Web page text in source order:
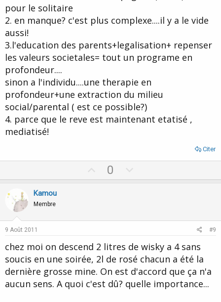
pour le solitaire
2. en manque? c'est plus complexe....il y a le vide
aussi!
3.l'education des parents+legalisation+ repenser
les valeurs societales= tout un programe en
profondeur....
sinon a l'individu....une therapie en
profondeur+une extraction du milieu
social/parental ( est ce possible?)
4. parce que le reve est maintenant etatisé ,
mediatisé!
Citer
p
t
0
o
v
e
Kamou
Membre
9 Août 2011 #9
chez moi on descend 2 litres de wisky a 4 sans
soucis en une soirée, 2l de rosé chacun a été la
dernière grosse mine. On est d'accord que ça n'a
aucun sens. A quoi c'est dû? quelle importance...